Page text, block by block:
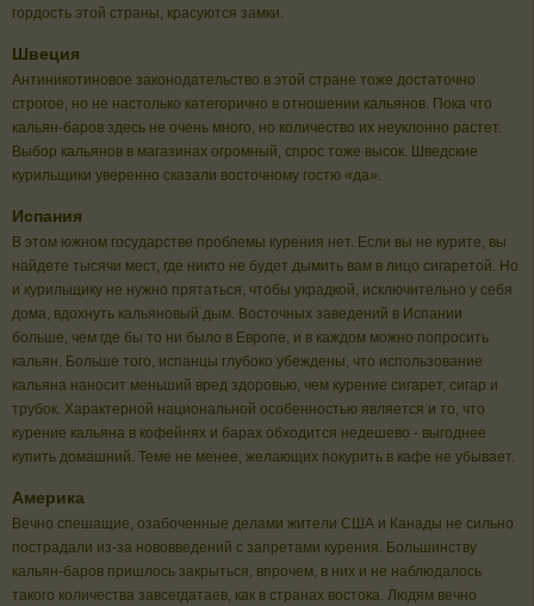
гордость этой страны, красуются замки.
Швеция
Антиникотиновое законодательство в этой стране тоже достаточно
строгое, но не настолько категорично в отношении кальянов. Пока что
кальян-баров здесь не очень много, но количество их неуклонно растет.
Выбор кальянов в магазинах огромный, спрос тоже высок. Шведские
курильщики уверенно сказали восточному гостю «да».
Испания
В этом южном государстве проблемы курения нет. Если вы не курите, вы
найдете тысячи мест, где никто не будет дымить вам в лицо сигаретой. Но
и курильщику не нужно прятаться, чтобы украдкой, исключительно у себя
дома, вдохнуть кальяновый дым. Восточных заведений в Испании
больше, чем где бы то ни было в Европе, и в каждом можно попросить
кальян. Больше того, испанцы глубоко убеждены, что использование
кальяна наносит меньший вред здоровью, чем курение сигарет, сигар и
трубок. Характерной национальной особенностью является и то, что
курение кальяна в кофейнях и барах обходится недешево - выгоднее
купить домашний. Теме не менее, желающих покурить в кафе не убывает.
Америка
Вечно спешащие, озабоченные делами жители США и Канады не сильно
пострадали из-за нововведений с запретами курения. Большинству
кальян-баров пришлось закрыться, впрочем, в них и не наблюдалось
такого количества завсегдатаев, как в странах востока. Людям вечно